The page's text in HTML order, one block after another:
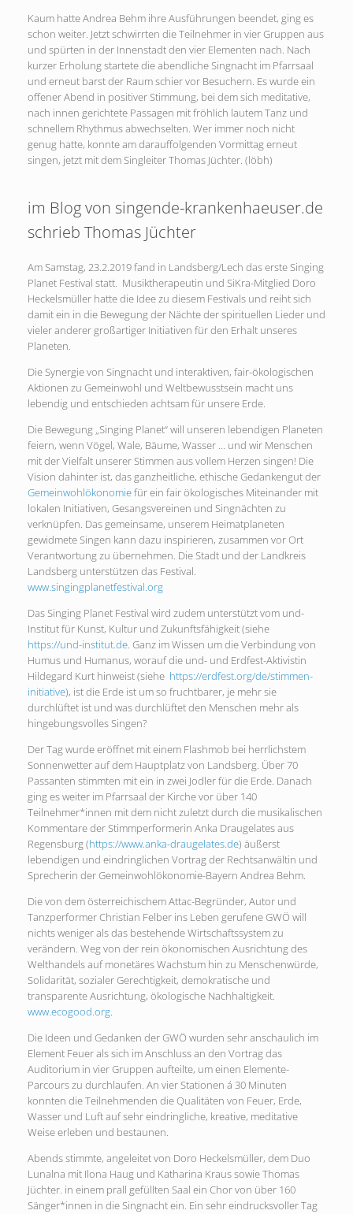
Kaum hatte Andrea Behm ihre Ausführungen beendet, ging es
schon weiter. Jetzt schwirrten die Teilnehmer in vier Gruppen aus
und spürten in der Innenstadt den vier Elementen nach. Nach
kurzer Erholung startete die abendliche Singnacht im Pfarrsaal
und erneut barst der Raum schier vor Besuchern. Es wurde ein
offener Abend in positiver Stimmung, bei dem sich meditative,
nach innen gerichtete Passagen mit fröhlich lautem Tanz und
schnellem Rhythmus abwechselten. Wer immer noch nicht
genug hatte, konnte am darauffolgenden Vormittag erneut
singen, jetzt mit dem Singleiter Thomas Jüchter. (löbh)
im Blog von singende-krankenhaeuser.de
schrieb Thomas Jüchter
Am Samstag, 23.2.2019 fand in Landsberg/Lech das erste Singing
Planet Festival statt. Musiktherapeutin und SiKra-Mitglied Doro
Heckelsmüller hatte die Idee zu diesem Festivals und reiht sich
damit ein in die Bewegung der Nächte der spirituellen Lieder und
vieler anderer großartiger Initiativen für den Erhalt unseres
Planeten.
Die Synergie von Singnacht und interaktiven, fair-ökologischen
Aktionen zu Gemeinwohl und Weltbewusstsein macht uns
lebendig und entschieden achtsam für unsere Erde.
Die Bewegung „Singing Planet“ will unseren lebendigen Planeten
feiern, wenn Vögel, Wale, Bäume, Wasser … und wir Menschen
mit der Vielfalt unserer Stimmen aus vollem Herzen singen! Die
Vision dahinter ist, das ganzheitliche, ethische Gedankengut der
Gemeinwohlökonomiefür ein fair ökologisches Miteinander mit
lokalen Initiativen, Gesangsvereinen und Singnächten zu
verknüpfen. Das gemeinsame, unserem Heimatplaneten
gewidmete Singen kann dazu inspirieren, zusammen vor Ort
Verantwortung zu übernehmen. Die Stadt und der Landkreis
Landsberg unterstützen das Festival.
www.singingplanetfestival.org
Das Singing Planet Festival wird zudem unterstützt vom und-
Institut für Kunst, Kultur und Zukunftsfähigkeit (siehe
https://und-institut.de. Ganz im Wissen um die Verbindung von
Humus und Humanus, worauf die und- und Erdfest-Aktivistin
Hildegard Kurt hinweist (siehe https://erdfest.org/de/stimmen-
initiative), ist die Erde ist um so fruchtbarer, je mehr sie
durchlüftet ist und was durchlüftet den Menschen mehr als
hingebungsvolles Singen?
Der Tag wurde eröffnet mit einem Flashmob bei herrlichstem
Sonnenwetter auf dem Hauptplatz von Landsberg. Über 70
Passanten stimmten mit ein in zwei Jodler für die Erde. Danach
ging es weiter im Pfarrsaal der Kirche vor über 140
Teilnehmer*innen mit dem nicht zuletzt durch die musikalischen
Kommentare der Stimmperformerin Anka Draugelates aus
Regensburg (https://www.anka-draugelates.de) äußerst
lebendigen und eindringlichen Vortrag der Rechtsanwältin und
Sprecherin der Gemeinwohlökonomie-Bayern Andrea Behm.
Die von dem österreichischem Attac-Begründer, Autor und
Tanzperformer Christian Felber ins Leben gerufene GWÖ will
nichts weniger als das bestehende Wirtschaftssystem zu
verändern. Weg von der rein ökonomischen Ausrichtung des
Welthandels auf monetäres Wachstum hin zu Menschenwürde,
Solidarität, sozialer Gerechtigkeit, demokratische und
transparente Ausrichtung, ökologische Nachhaltigkeit.
www.ecogood.org.
Die Ideen und Gedanken der GWÖ wurden sehr anschaulich im
Element Feuer als sich im Anschluss an den Vortrag das
Auditorium in vier Gruppen aufteilte, um einen Elemente-
Parcours zu durchlaufen. An vier Stationen á 30 Minuten
konnten die Teilnehmenden die Qualitäten von Feuer, Erde,
Wasser und Luft auf sehr eindringliche, kreative, meditative
Weise erleben und bestaunen.
Abends stimmte, angeleitet von Doro Heckelsmüller, dem Duo
Lunalna mit Ilona Haug und Katharina Kraus sowie Thomas
Jüchter. in einem prall gefüllten Saal ein Chor von über 160
Sänger*innen in die Singnacht ein. Ein sehr eindrucksvoller Tag